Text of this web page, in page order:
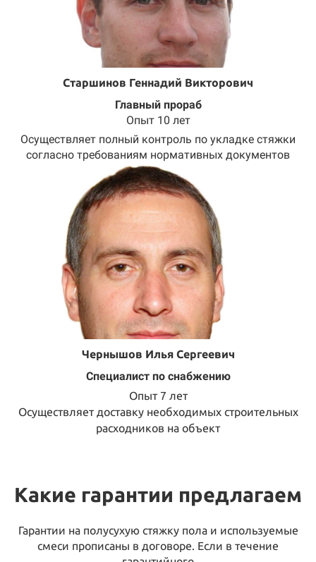
Старшинов Геннадий Викторович
Главный прораб
Опыт 10 лет
Осуществляет полный контроль по укладке стяжки
согласно требованиям нормативных документов
Чернышов Илья Сергеевич
Специалист по снабжению
Опыт 7 лет
Осуществляет доставку необходимых строительных
расходников на объект
Какие гарантии предлагаем
Гарантии на полусухую стяжку пола и используемые
смеси прописаны в договоре. Если в течение